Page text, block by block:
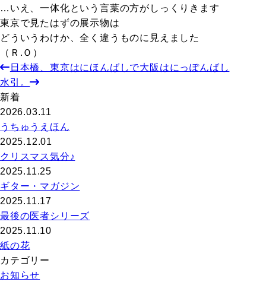
…いえ、一体化という言葉の方がしっくりきます
東京で見たはずの展示物は
どういうわけか、全く違うものに見えました
（Ｒ.Ｏ）
日本橋、東京はにほんばしで大阪はにっぽんばし
水引。
新着
2026.03.11
うちゅうえほん
2025.12.01
クリスマス気分♪
2025.11.25
ギター・マガジン
2025.11.17
最後の医者シリーズ
2025.11.10
紙の花
カテゴリー
お知らせ